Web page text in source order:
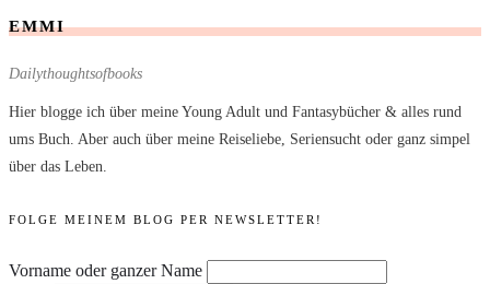
EMMI
Dailythoughtsofbooks
Hier blogge ich über meine Young Adult und Fantasybücher & alles rund
ums Buch. Aber auch über meine Reiseliebe, Seriensucht oder ganz simpel
über das Leben.
FOLGE MEINEM BLOG PER NEWSLETTER!
Vorname oder ganzer Name